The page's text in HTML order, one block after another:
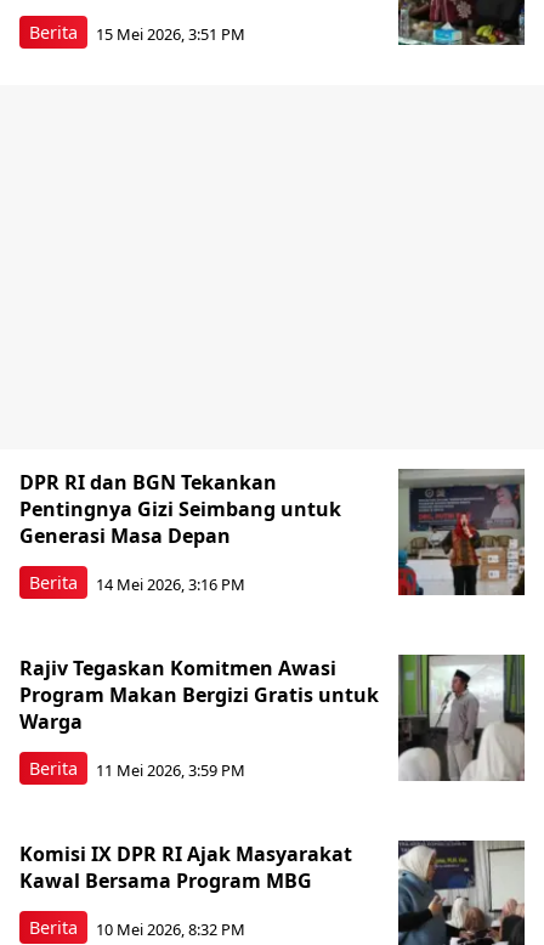
Berita 15 Mei 2026, 3:51 PM
Berita
DPR RI dan BGN Tekankan
Pentingnya Gizi Seimbang untuk
Generasi Masa Depan
14 Mei 2026, 3:16 PM
Berita
Rajiv Tegaskan Komitmen Awasi
Program Makan Bergizi Gratis untuk
Warga
11 Mei 2026, 3:59 PM
Berita
Komisi IX DPR RI Ajak Masyarakat
Kawal Bersama Program MBG
10 Mei 2026, 8:32 PM